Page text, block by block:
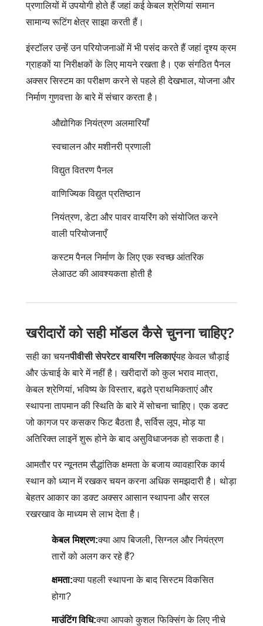
प्रणालियों में उपयोगी होते हैं जहां कई केबल श्रेणियां समान
सामान्य रूटिंग क्षेत्र साझा करती हैं।
इंस्टॉलर उन्हें उन परियोजनाओं में भी पसंद करते हैं जहां दृश्य क्रम
ग्राहकों या निरीक्षकों के लिए मायने रखता है। एक संगठित पैनल
अक्सर सिस्टम का परीक्षण करने से पहले ही देखभाल, योजना और
निर्माण गुणवत्ता के बारे में संचार करता है।
औद्योगिक नियंत्रण अलमारियाँ
स्वचालन और मशीनरी प्रणाली
विद्युत वितरण पैनल
वाणिज्यिक विद्युत प्रतिष्ठान
नियंत्रण, डेटा और पावर वायरिंग को संयोजित करने
वाली परियोजनाएँ
कस्टम पैनल निर्माण के लिए एक स्वच्छ आंतरिक
लेआउट की आवश्यकता होती है
खरीदारों को सही मॉडल कैसे चुनना चाहिए?
सही का चयनपीवीसी सेपरेटर वायरिंग नलिकाएंयह केवल चौड़ाई
और ऊंचाई के बारे में नहीं है। खरीदारों को कुल भराव मात्रा,
केबल श्रेणियां, भविष्य के विस्तार, बढ़ते प्राथमिकताएं और
स्थापना तापमान की स्थिति के बारे में सोचना चाहिए। एक डक्ट
जो कागज पर कसकर फिट बैठता है, सर्विस लूप, मोड़ या
अतिरिक्त लाइनें शुरू होने के बाद असुविधाजनक हो सकता है।
आमतौर पर न्यूनतम सैद्धांतिक क्षमता के बजाय व्यावहारिक कार्य
स्थान को ध्यान में रखकर चयन करना अधिक समझदारी है। थोड़ा
बेहतर आकार का डक्ट अक्सर आसान स्थापना और सरल
रखरखाव के माध्यम से लाभ देता है।
केबल मिश्रण:क्या आप बिजली, सिग्नल और नियंत्रण
तारों को अलग कर रहे हैं?
क्षमता:क्या पहली स्थापना के बाद सिस्टम विकसित
होगा?
माउंटिंग विधि:क्या आपको कुशल फिक्सिंग के लिए नीचे